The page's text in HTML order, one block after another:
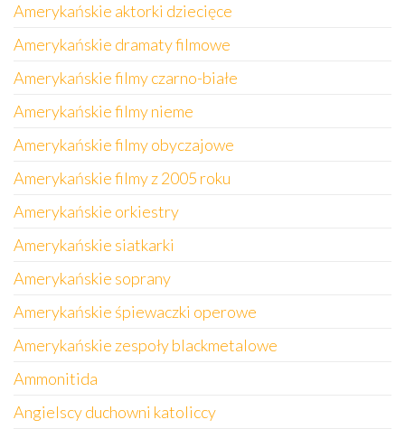
Amerykańskie aktorki dziecięce
Amerykańskie dramaty filmowe
Amerykańskie filmy czarno-białe
Amerykańskie filmy nieme
Amerykańskie filmy obyczajowe
Amerykańskie filmy z 2005 roku
Amerykańskie orkiestry
Amerykańskie siatkarki
Amerykańskie soprany
Amerykańskie śpiewaczki operowe
Amerykańskie zespoły blackmetalowe
Ammonitida
Angielscy duchowni katoliccy